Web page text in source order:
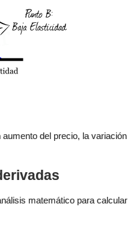
del precio, la variación
matemático para calcular